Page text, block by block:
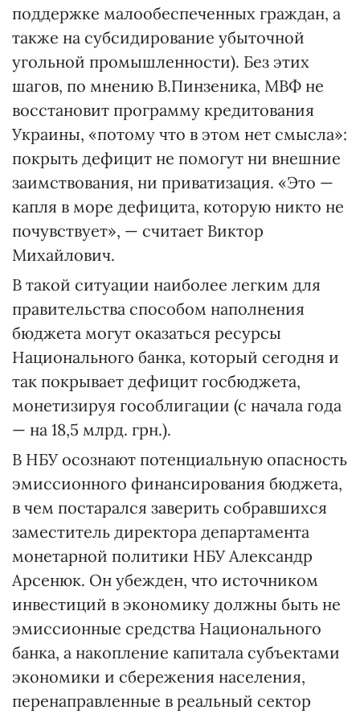
поддержке малообеспеченных граждан, а
также на субсидирование убыточной
угольной промышленности). Без этих
шагов, по мнению В.Пинзеника, МВФ не
восстановит программу кредитования
Украины, «потому что в этом нет смысла»:
покрыть дефицит не помогут ни внешние
заимствования, ни приватизация. «Это —
капля в море дефицита, которую никто не
почувствует», — считает Виктор
Михайлович.
В такой ситуации наиболее легким для
правительства способом наполнения
бюджета могут оказаться ресурсы
Национального банка, который сегодня и
так покрывает дефицит госбюджета,
монетизируя гособлигации (с начала года
— на 18,5 млрд. грн.).
В НБУ осознают потенциальную опасность
эмиссионного финансирования бюджета,
в чем постарался заверить собравшихся
заместитель директора департамента
монетарной политики НБУ Александр
Арсенюк. Он убежден, что источником
инвестиций в экономику должны быть не
эмиссионные средства Национального
банка, а накопление капитала субъектами
экономики и сбережения населения,
перенаправленные в реальный сектор